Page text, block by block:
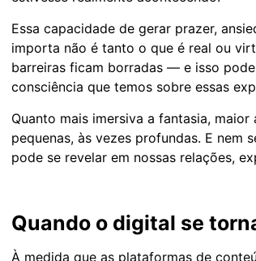
Essa capacidade de gerar prazer,
importa não é tanto o que é real ou
barreiras ficam borradas — e isso
consciência que temos sobre essas
Quanto mais imersiva a fantasia,
pequenas, às vezes profundas. E
pode se revelar em nossas relações,
Quando o digital se
À medida que as plataformas de